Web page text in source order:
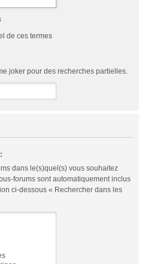
de ces termes
joker pour des recherches partielles.
dans le(s)quel(s) vous souhaitez
forums sont automatiquement inclus
ci-dessous « Rechercher dans les